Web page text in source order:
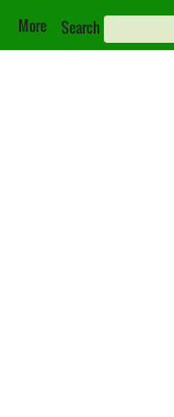
More Search